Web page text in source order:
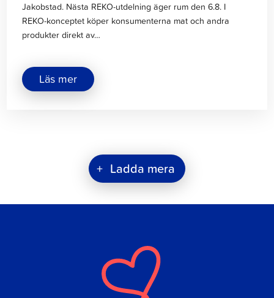
Jakobstad. Nästa REKO-utdelning äger rum den 6.8. I
REKO-konceptet köper konsumenterna mat och andra
produkter direkt av…
Läs merom
"REKO
+ Ladda mera